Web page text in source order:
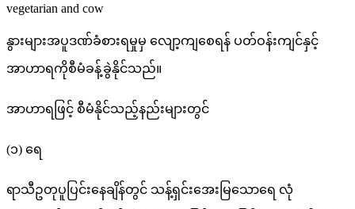
vegetarian and cow
နွားများအပူဒဏ်ခံစားရမှုမှ လျော့ကျစေရန် ပတ်ဝန်းကျင်နှင့်
အာဟာရကိုစီမံခန့်ခွဲနိုင်သည်။
အာဟာရဖြင့် စီမံနိုင်သည့်နည်းများတွင်
(၁) ရေ
ရာသီဥတုပူပြင်းနေချိန်တွင် သန့်ရှင်းအေးမြသောရေ လုံ